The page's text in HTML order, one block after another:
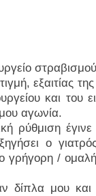
εξαιτίας
και του
αγωνία.
ρύθμιση
ο
/
δίπλα μου